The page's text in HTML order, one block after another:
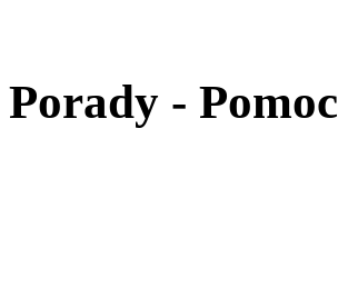
Porady - Pomoc